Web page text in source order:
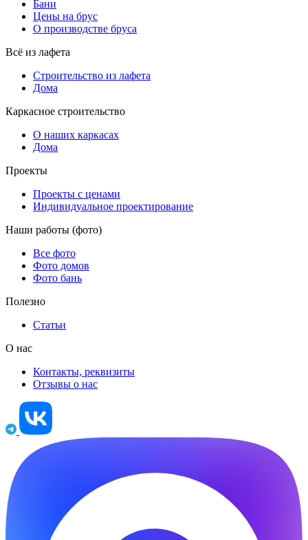
Бани
Цены на брус
О производстве бруса
Всё из лафета
Строительство из лафета
Дома
Каркасное строительство
О наших каркасах
Дома
Проекты
Проекты с ценами
Индивидуальное проектирование
Наши работы (фото)
Все фото
Фото домов
Фото бань
Полезно
Статьи
О нас
Контакты, реквизиты
Отзывы о нас